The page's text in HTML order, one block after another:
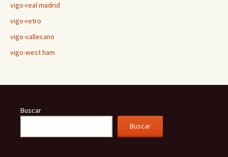
vigo-real madrid
vigo-retro
vigo-vallecano
vigo-west ham
Buscar
Buscar